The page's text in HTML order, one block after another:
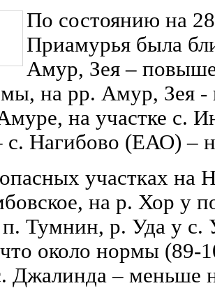
По состоянию на
Приамурья была
Амур, Зея –
на рр. Амур, Зея
на участке с.
с. Нагибово (ЕАО) –
участках
на р. Хор у
Тумнин, р. Уда у с.
около нормы (89-
Джалинда – меньше